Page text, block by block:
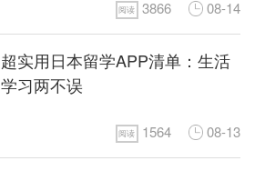
阅读 3866 08-14
超实用日本留学APP清单：生活
学习两不误
阅读 1564 08-13